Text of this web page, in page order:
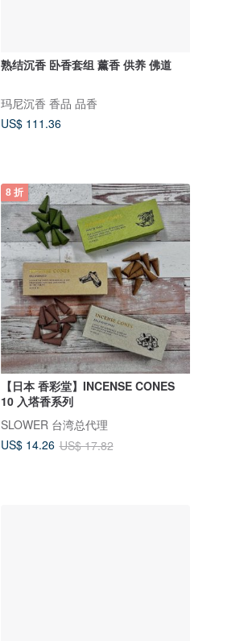
熟结沉香 卧香套组 薰香 供养 佛道
玛尼沉香 香品 品香
US$ 111.36
8 折
【日本 香彩堂】INCENSE CONES
10 入塔香系列
SLOWER 台湾总代理
US$ 14.26 US$ 17.82